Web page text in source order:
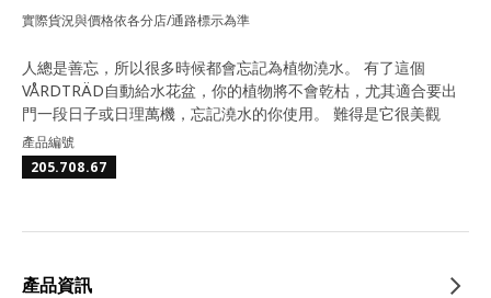
實際貨況與價格依各分店/通路標示為準
人總是善忘，所以很多時候都會忘記為植物澆水。 有了這個
VÅRDTRÄD自動給水花盆，你的植物將不會乾枯，尤其適合要出
門一段日子或日理萬機，忘記澆水的你使用。 難得是它很美觀
產品編號
205.708.67
產品資訊